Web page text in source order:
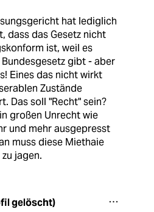
hat lediglich
dass das Gesetz nicht
ist, weil es
gibt - aber
Eines das nicht wirkt
Zustände
Das soll "Recht" sein?
großen Unrecht wie
und mehr ausgepresst
muss diese Miethaie
jagen.
gelöscht)